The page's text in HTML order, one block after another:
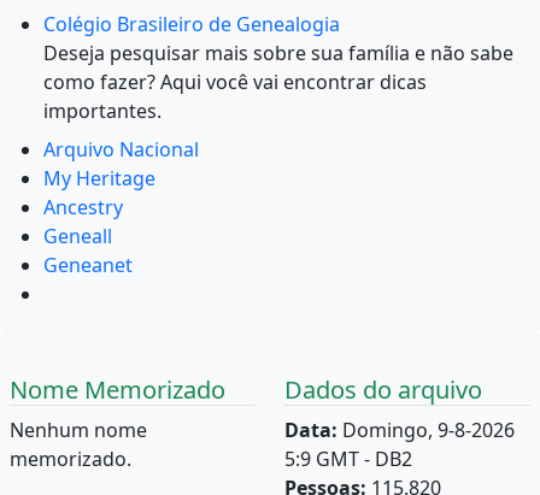
Colégio Brasileiro de Genealogia
Deseja pesquisar mais sobre sua família e não sabe
como fazer? Aqui você vai encontrar dicas
importantes.
Arquivo Nacional
My Heritage
Ancestry
Geneall
Geneanet
Nome Memorizado
Nenhum nome
memorizado.
Dados do arquivo
Data: Domingo, 9-8-2026
5:9 GMT - DB2
Pessoas: 115.820